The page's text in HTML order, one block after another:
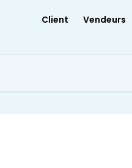
Client Vendeurs